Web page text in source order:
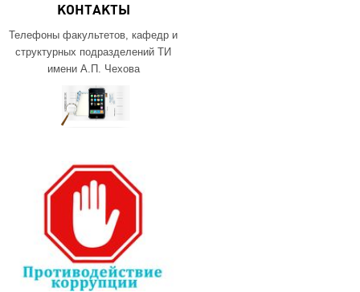
КОНТАКТЫ
Телефоны факультетов, кафедр и
структурных подразделений ТИ
имени А.П. Чехова